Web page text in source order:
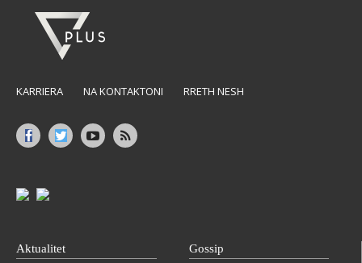
KARRIERA NA KONTAKTONI RRETH NESH
Aktualitet Gossip